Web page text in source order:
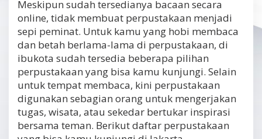
Meskipun sudah tersedianya bacaan secara
online, tidak membuat perpustakaan menjadi
sepi peminat. Untuk kamu yang hobi membaca
dan betah berlama-lama di perpustakaan, di
ibukota sudah tersedia beberapa pilihan
perpustakaan yang bisa kamu kunjungi. Selain
untuk tempat membaca, kini perpustakaan
digunakan sebagian orang untuk mengerjakan
tugas, wisata, atau sekedar bertukar inspirasi
bersama teman. Berikut daftar perpustakaan